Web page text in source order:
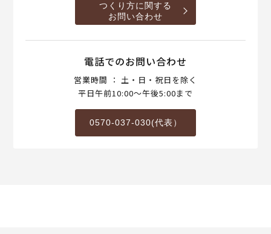
つくり方に関する
お問い合わせ
電話でのお問い合わせ
営業時間 ： 土・日・祝日を除く
平日午前10:00～午後5:00まで
0570-037-030(代表）